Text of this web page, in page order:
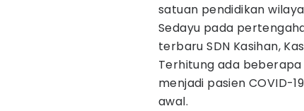
satuan pendidikan
Sedayu pada
terbaru SDN Kasihan,
Terhitung ada
menjadi pasien COVID-
awal.